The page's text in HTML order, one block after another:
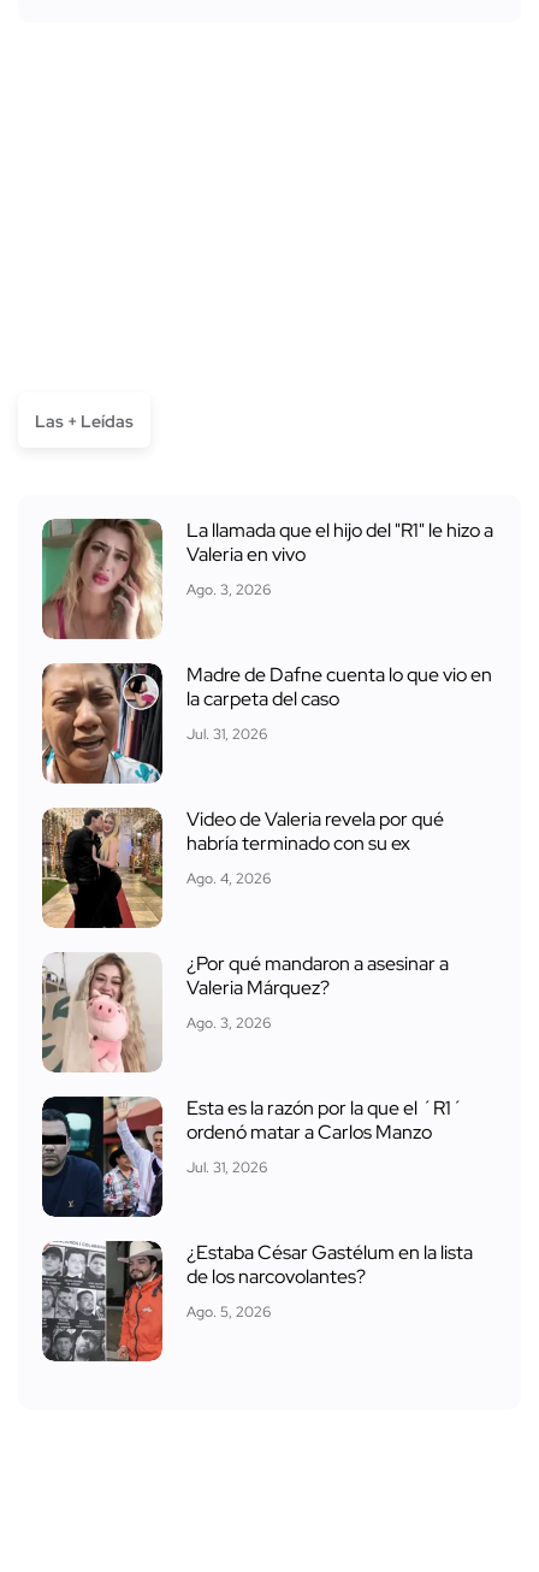
Las + Leídas
La llamada que el hijo del "R1" le hizo a
Valeria en vivo
Ago. 3, 2026
Madre de Dafne cuenta lo que vio en
la carpeta del caso
Jul. 31, 2026
Video de Valeria revela por qué
habría terminado con su ex
Ago. 4, 2026
¿Por qué mandaron a asesinar a
Valeria Márquez?
Ago. 3, 2026
Esta es la razón por la que el ´R1´
ordenó matar a Carlos Manzo
Jul. 31, 2026
¿Estaba César Gastélum en la lista
de los narcovolantes?
Ago. 5, 2026